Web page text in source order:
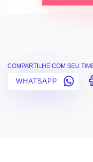
COMPARTILHE COM SEU
WHATSAPP